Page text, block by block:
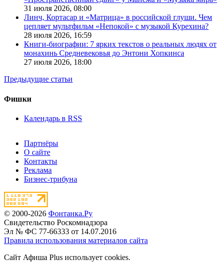
31 июля 2026, 08:00
Линч, Кортасар и «Матрица» в российской глуши. Чем
цепляет мультфильм «Непокой» с музыкой Курехина?
28 июля 2026, 16:59
Книги-биографии: 7 ярких текстов о реальных людях от
монахинь Средневековья до Энтони Хопкинса
27 июля 2026, 18:00
Предыдущие статьи
Фишки
Календарь в RSS
Партнёры
О сайте
Контакты
Реклама
Бизнес-трибуна
© 2000-2026 Фонтанка.Ру
Свидетельство Роскомнадзора
Эл № ФС 77-66333 от 14.07.2016
Правила использования материалов сайта
Сайт Афиша Plus использует cookies.